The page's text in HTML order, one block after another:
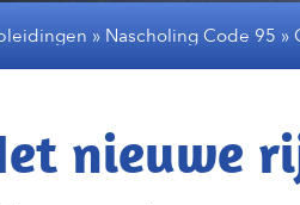
» Nascholing Code 95 »
nieuwe